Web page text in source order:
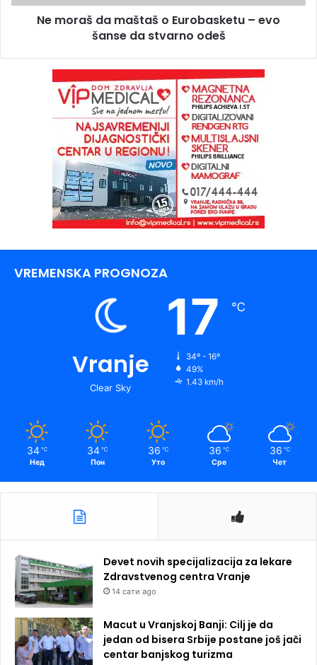
Ne moraš da maštaš o Eurobasketu – evo
šanse da stvarno odeš
VREMENSKA PROGNOZA
Vranje
Clear Sky
17 ℃
34º - 16º
49%
1.43 km/h
34 ℃
Нед
34 ℃
Пон
36 ℃
Уто
36 ℃
Сре
36 ℃
Чет
Devet novih specijalizacija za lekare
Zdravstvenog centra Vranje
14 сати ago
Macut u Vranjskoj Banji: Cilj je da
jedan od bisera Srbije postane još jači
centar banjskog turizma